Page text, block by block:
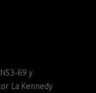
69 y
La Kennedy